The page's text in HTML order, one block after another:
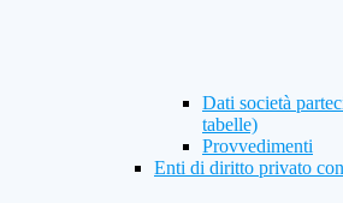
Dati società
tabelle)
Provvedimenti
Enti di diritto privato